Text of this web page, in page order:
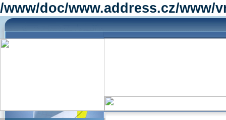
/www/doc/www.address.cz/www/